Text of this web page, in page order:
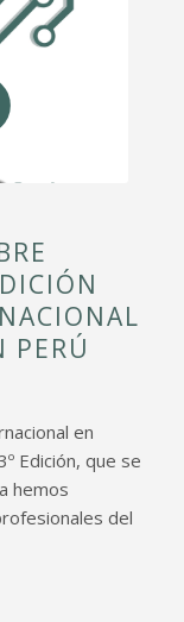
PERÚ
en
Edición, que se
hemos
del